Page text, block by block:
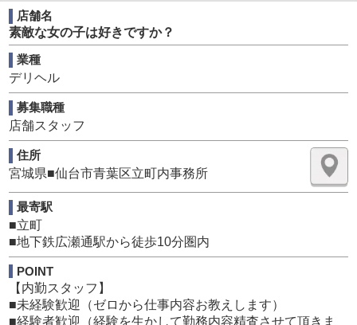
■自分の車を使用することはありません。全て社用車で送
迎となります。
■朝9時から翌6時までの間、勤務時間を自由に選ぶことが
でき週間希望シフトでスケジュールを組むことができま
す。（掛け持ち可能）
■日払い、週払い可能。
【内勤スタッフ】
電話受付やキャストさんの出勤管理、配車、PC作業、を中
心に業務を行なってもらいます。
■経験者、未経験問いません。
■週休1日（忌引休み、自分の好きな休みをシフト状況によ
って取ることができます）
■固定給23万からスタート。基本給25万。能力、働き方、
含め昇給あり。
お話だけでも結構です。お気軽にお問合せください！！
店舗名
素敵な女の子は好きですか？
業種
デリヘル
募集職種
店舗スタッフ
住所
宮城県■仙台市青葉区立町内事務所
最寄駅
■立町
■地下鉄広瀬通駅から徒歩10分圏内
POINT
【内勤スタッフ】
■未経験歓迎（ゼロから仕事内容お教えします）
■経験者歓迎（経験を生かして勤務内容精査させて頂きま